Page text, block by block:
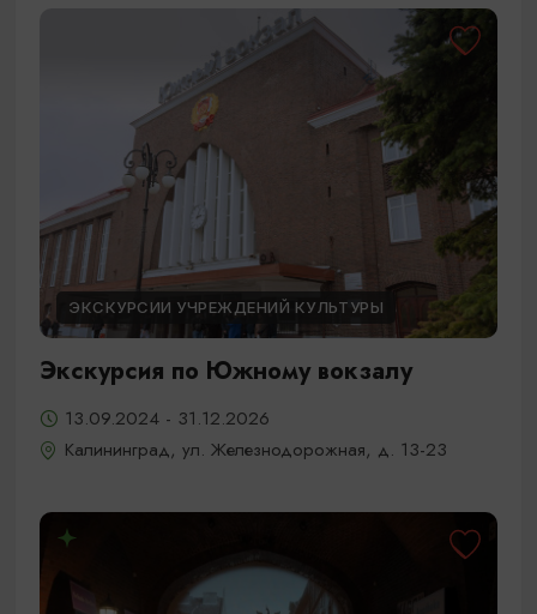
ЭКСКУРСИИ УЧРЕЖДЕНИЙ КУЛЬТУРЫ
Экскурсия по Южному вокзалу
13.09.2024 - 31.12.2026
Калининград, ул. Железнодорожная, д. 13-23